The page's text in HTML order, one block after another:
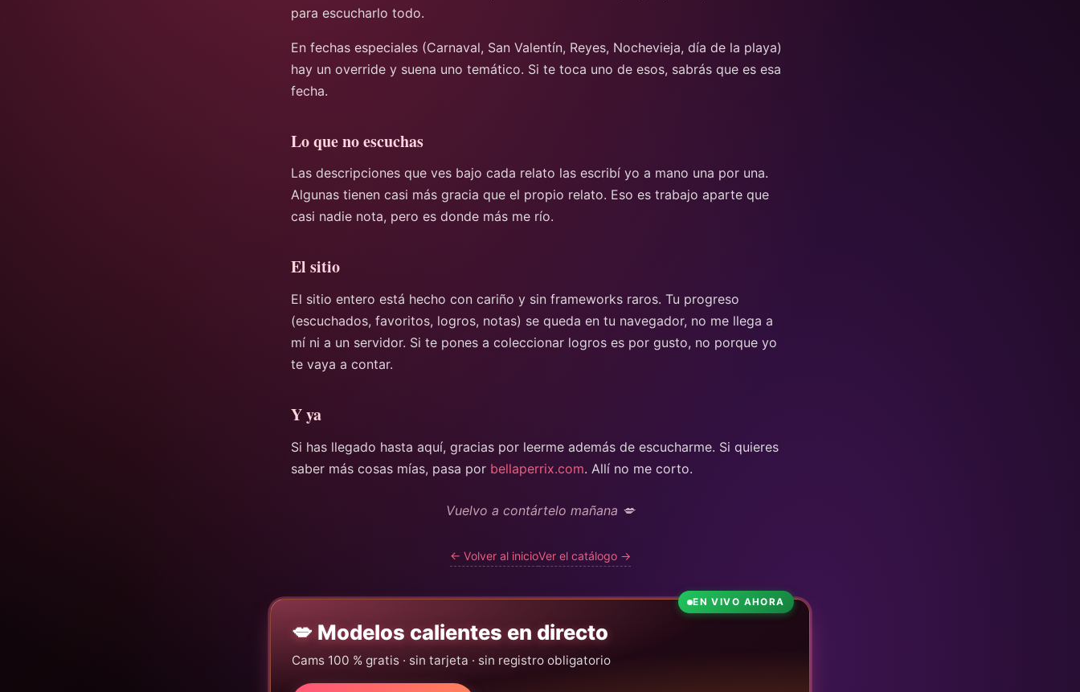
para escucharlo todo.
En fechas especiales (Carnaval, San Valentín, Reyes, Nochevieja, día de la playa)
hay un override y suena uno temático. Si te toca uno de esos, sabrás que es esa
fecha.
Lo que no escuchas
Las descripciones que ves bajo cada relato las escribí yo a mano una por una.
Algunas tienen casi más gracia que el propio relato. Eso es trabajo aparte que
casi nadie nota, pero es donde más me río.
El sitio
El sitio entero está hecho con cariño y sin frameworks raros. Tu progreso
(escuchados, favoritos, logros, notas) se queda en tu navegador, no me llega a
mí ni a un servidor. Si te pones a coleccionar logros es por gusto, no porque yo
te vaya a contar.
Y ya
Si has llegado hasta aquí, gracias por leerme además de escucharme. Si quieres
saber más cosas mías, pasa por bellaperrix.com. Allí no me corto.
Vuelvo a contártelo mañana 💋
← Volver al inicioVer el catálogo →
EN VIVO AHORA
💋 Modelos calientes en directo
Cams 100 % gratis · sin tarjeta · sin registro obligatorio